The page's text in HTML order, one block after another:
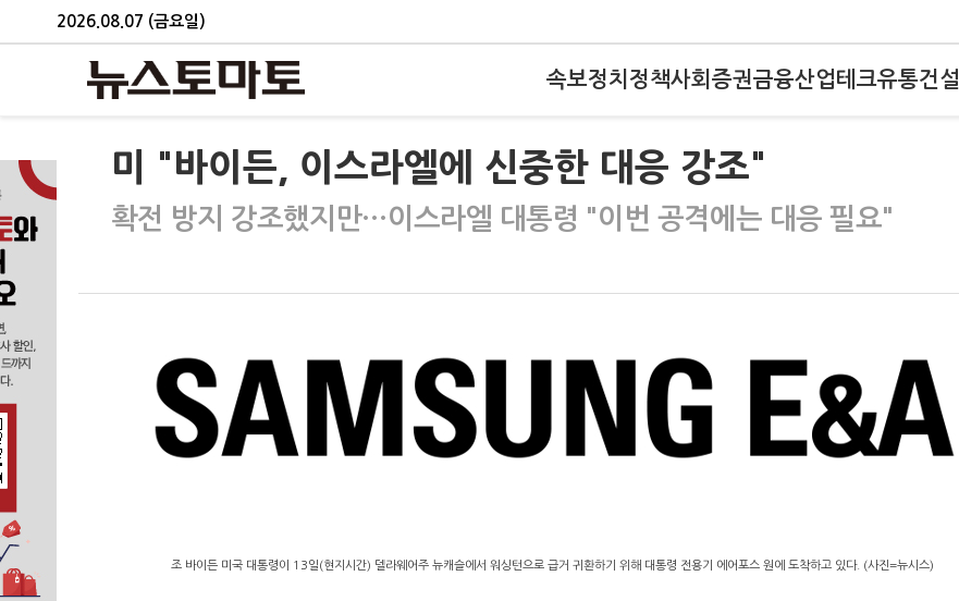
2026.08.07 (금요일)
속보정치 정책사회 증권금융산업테크유통건설
미 "바이든, 이스라엘에 신중한 대응 강조"
확전 방지 강조했지만…이스라엘 대통령 "이번 공격에는 대응 필요"
조 바이든 미국 대통령이 13일(현지시간) 델라웨어주 뉴캐슬에서 워싱턴으로 급거 귀환하기 위해 대통령 전용기 에어포스 원에 도착하고 있다. (사진=뉴시스)